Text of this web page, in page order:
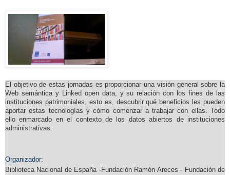
El objetivo de estas jornadas es proporcionar una visión general sobre la
Web semántica y Linked open data, y su relación con los fines de las
instituciones patrimoniales, esto es, descubrir qué beneficios les pueden
aportar estas tecnologías y cómo comenzar a trabajar con ellas. Todo
ello enmarcado en el contexto de los datos abiertos de instituciones
administrativas.
Organizador:
Biblioteca Nacional de España -Fundación Ramón Areces - Fundación de